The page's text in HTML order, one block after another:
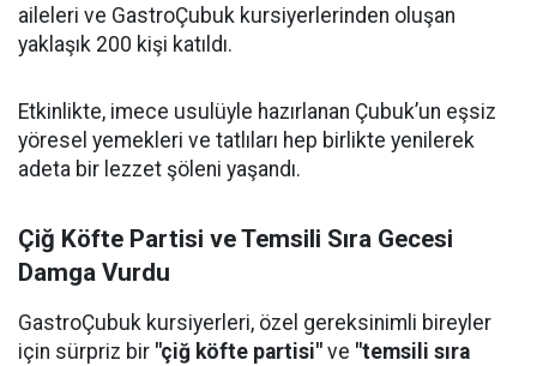
aileleri ve GastroÇubuk kursiyerlerinden oluşan
yaklaşık 200 kişi katıldı.
Etkinlikte, imece usulüyle hazırlanan Çubuk’un eşsiz
yöresel yemekleri ve tatlıları hep birlikte yenilerek
adeta bir lezzet şöleni yaşandı.
Çiğ Köfte Partisi ve Temsili Sıra Gecesi
Damga Vurdu
GastroÇubuk kursiyerleri, özel gereksinimli bireyler
için sürpriz bir "çiğ köfte partisi" ve "temsili sıra